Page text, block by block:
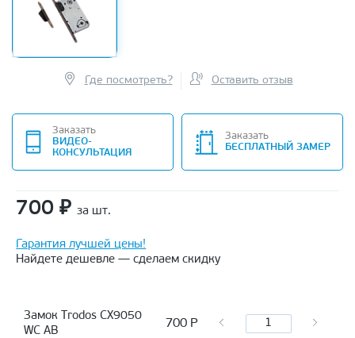
Где посмотреть? Оставить отзыв
Заказать
ВИДЕО-
КОНСУЛЬТАЦИЯ
Заказать
БЕСПЛАТНЫЙ ЗАМЕР
700 ₽ за шт.
Гарантия лучшей цены!
Найдете дешевле — сделаем скидку
Замок Trodos CX9050
WC AB
700 Р